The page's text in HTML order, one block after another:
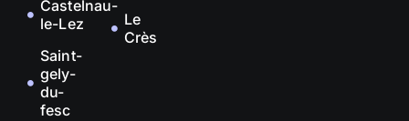
Castelnau-
le-Lez
Saint-
gely-
du-
fesc
Le
Crès